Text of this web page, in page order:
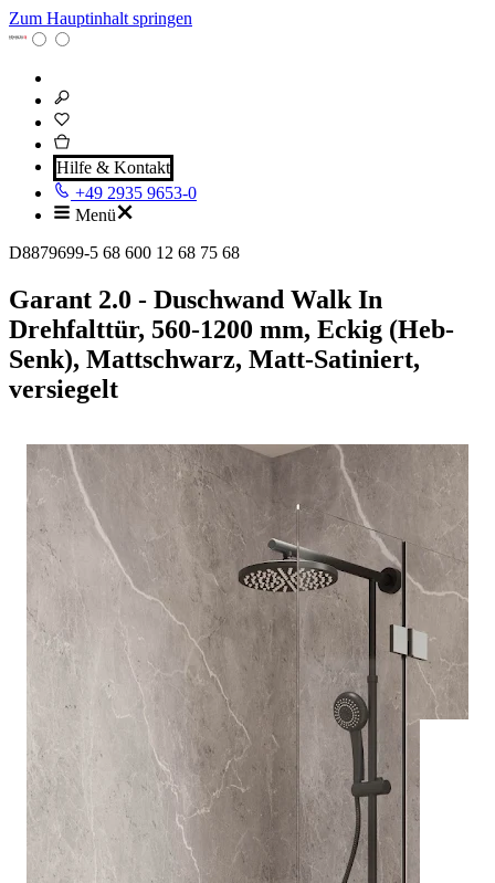
Zum Hauptinhalt springen
Hilfe & Kontakt
+49 2935 9653-0
Menü
D8879699-5 68 600 12 68 75 68
Garant 2.0 - Duschwand Walk In
Drehfalttür, 560-1200 mm, Eckig (Heb-
Senk), Mattschwarz, Matt-Satiniert,
versiegelt